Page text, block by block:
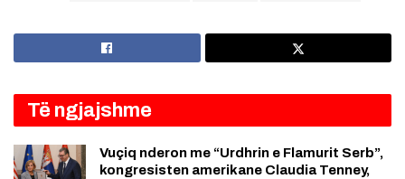
Të ngjajshme
Vuçiq nderon me “Urdhrin e Flamurit Serb”,
kongresisten amerikane Claudia Tenney,